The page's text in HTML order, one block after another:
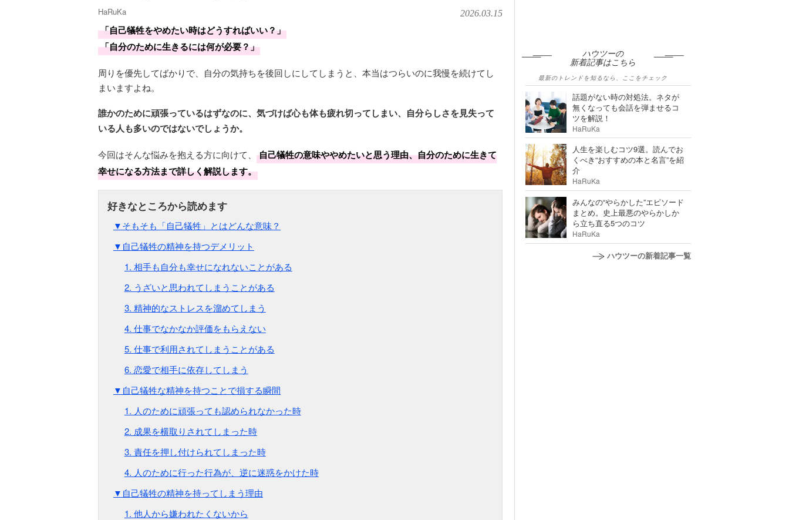
HaRuKa 2026.03.15
「自己犠牲をやめたい時はどうすればいい？」
「自分のために生きるには何が必要？」
周りを優先してばかりで、自分の気持ちを後回しにしてしまうと、本当はつらいのに我慢を続けてし
まいますよね。
誰かのために頑張っているはずなのに、気づけば心も体も疲れ切ってしまい、自分らしさを見失って
いる人も多いのではないでしょうか。
今回はそんな悩みを抱える方に向けて、
自己犠牲の意味ややめたいと思う理由、自分のために生きて
幸せになる方法まで詳しく解説します。
▼そもそも「自己犠牲」とはどんな意味？
▼自己犠牲の精神を持つデメリット
1. 相手も自分も幸せになれないことがある
2. うざいと思われてしまうことがある
3. 精神的なストレスを溜めてしまう
4. 仕事でなかなか評価をもらえない
5. 仕事で利用されてしまうことがある
6. 恋愛で相手に依存してしまう
▼自己犠牲な精神を持つことで損する瞬間
1. 人のために頑張っても認められなかった時
2. 成果を横取りされてしまった時
3. 責任を押し付けられてしまった時
4. 人のために行った行為が、逆に迷惑をかけた時
▼自己犠牲の精神を持ってしまう理由
1. 他人から嫌われたくないから
ハウツーの
新着記事はこちら
最新のトレンドを知るなら、ここをチェック
話題がない時の対処法。ネタが
無くなっても会話を弾ませるコ
ツを解説！
HaRuKa
人生を楽しむコツ9選。読んでお
くべき“おすすめの本と名言”を紹
介
HaRuKa
みんなの“やらかした”エピソード
まとめ。史上最悪のやらかしか
ら立ち直る5つのコツ
HaRuKa
ハウツーの新着記事一覧